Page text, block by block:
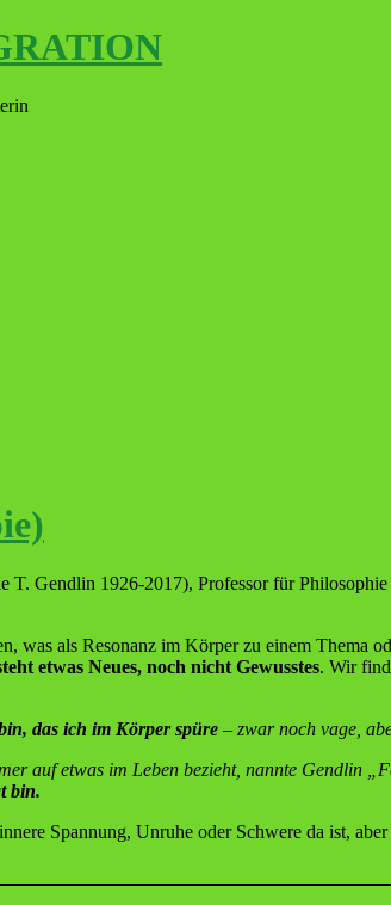
Gendlin 1926-2017), Professor für
was als Resonanz im Körper zu einem Thema
etwas Neues, noch nicht Gewusstes. Wir
das ich im Körper spüre – zwar noch vage,
auf etwas im Leben bezieht, nannte Gendlin
bin.
Spannung, Unruhe oder Schwere da ist,